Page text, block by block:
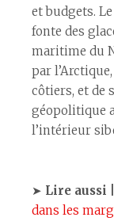
et budgets.
fonte des
maritime du
par
côtiers, et de
géopolitique
l’intérieur
➤ Lire aussi
dans les